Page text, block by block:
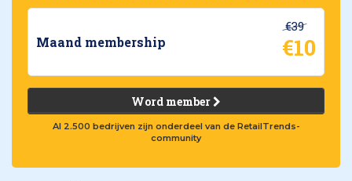
Maand membership
€39
€10
Word member
Al 2.500 bedrijven zijn onderdeel van de RetailTrends-
community